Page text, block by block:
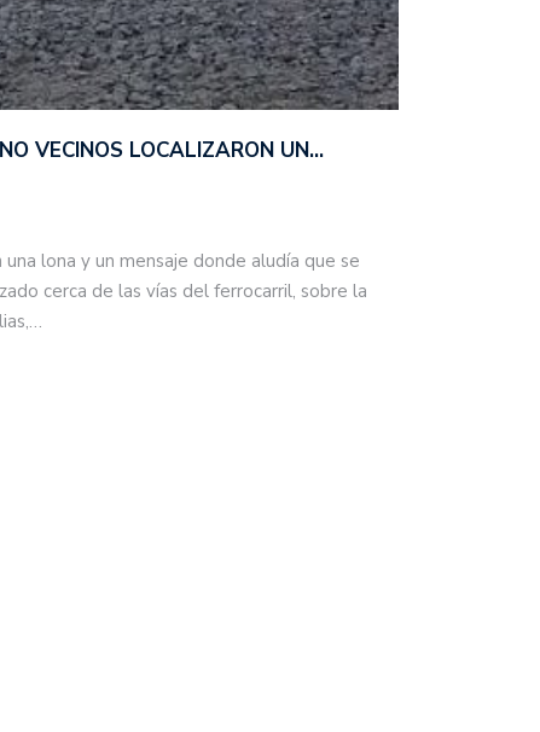
VECINOS LOCALIZARON UN…
lona y un mensaje donde aludía que se
cerca de las vías del ferrocarril, sobre la